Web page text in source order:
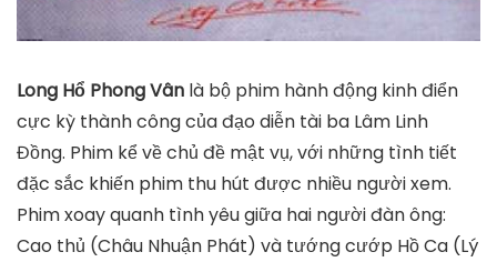
Long Hổ Phong Vân là bộ phim hành động kinh điển
cực kỳ thành công của đạo diễn tài ba Lâm Linh
Đồng. Phim kể về chủ đề mật vụ, với những tình tiết
đặc sắc khiến phim thu hút được nhiều người xem.
Phim xoay quanh tình yêu giữa hai người đàn ông:
Cao thủ (Châu Nhuận Phát) và tướng cướp Hồ Ca (Lý